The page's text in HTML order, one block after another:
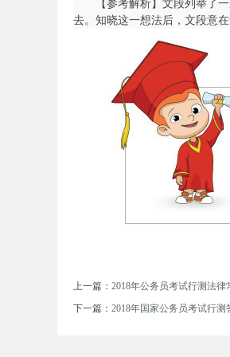
【参考解析】文段列举了一
去。知晓这一想法后，文段意
上一篇： 2018年公务员考试行测法
下一篇： 2018年国家公务员考试行